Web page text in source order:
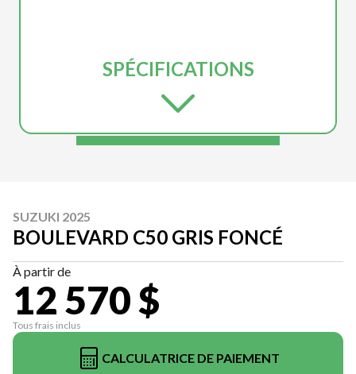
SPÉCIFICATIONS
SUZUKI 2025
BOULEVARD C50 GRIS FONCÉ
À partir de
12 570 $
Tous frais inclus
CALCULATRICE DE PAIEMENT